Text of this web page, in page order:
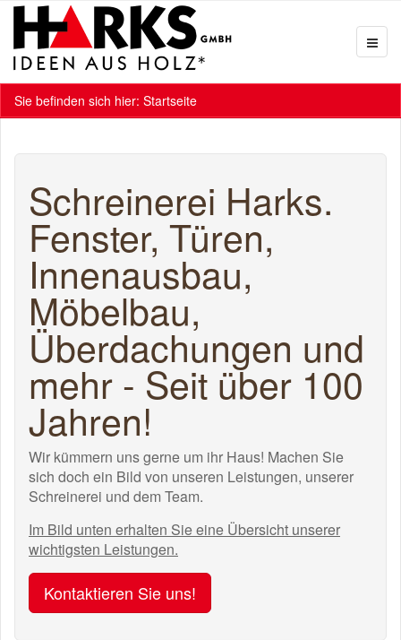
Sie befinden sich hier: Startseite
Schreinerei Harks.
Fenster, Türen,
Innenausbau,
Möbelbau,
Überdachungen und
mehr - Seit über 100
Jahren!
Wir kümmern uns gerne um ihr Haus! Machen Sie
sich doch ein Bild von unseren Leistungen, unserer
Schreinerei und dem Team.
Im Bild unten erhalten Sie eine Übersicht unserer
wichtigsten Leistungen.
Kontaktieren Sie uns!